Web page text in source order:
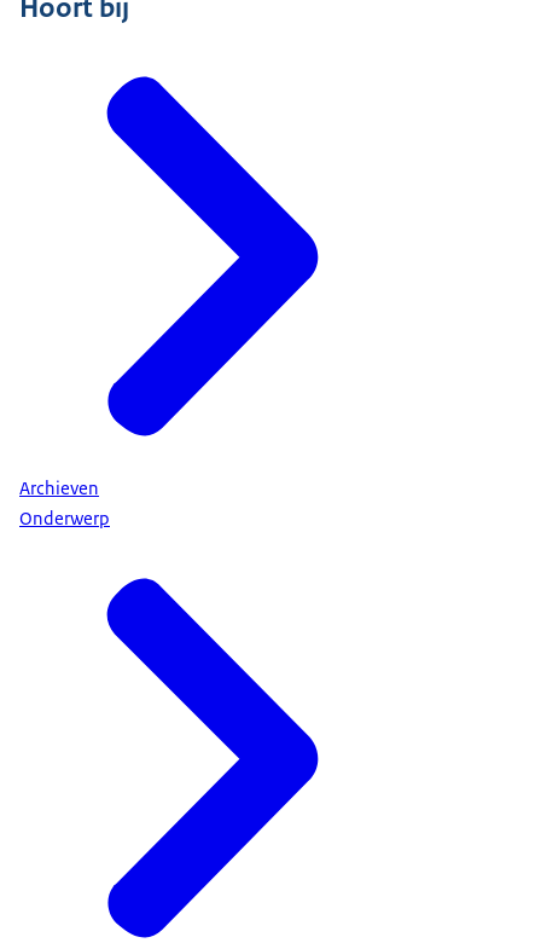
digitale overheidsinformatie duurzaam bewaard.
Belangrijkste maatregelen
Archiefvorming
De wet gebruikt modernere taal en toelichtingen,
zodat de wet beter te begrijpen is. Zo kunnen
overheids-organisaties beter aan de regels voldoen.
Overbrengingstermijn
Overheidsinformatie die we voor altijd willen
bewaren, wordt eerder naar een openbaar archief
gebracht. Na 10 jaar in plaats van 20 jaar. Daar
moeten overheids-organisaties beperkingen van de
openbaarheid duidelijker motiveren.
Kennis
De wet verplicht overheden een archivaris aan te
stellen met kennis van zaken, maar schrijft niet
langer een specifiek diploma voor.
Archieven
Onderwerp